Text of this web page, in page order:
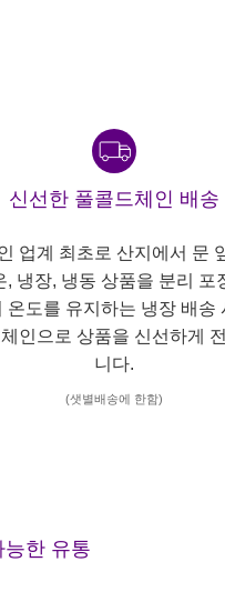
신선한 풀콜드체인 배송
업계 최초로 산지에서 문
, 냉장, 냉동 상품을 분리 포
온도를 유지하는 냉장 배송
인으로 상품을 신선하게
니다.
(샛별배송에 한함)
한 유통